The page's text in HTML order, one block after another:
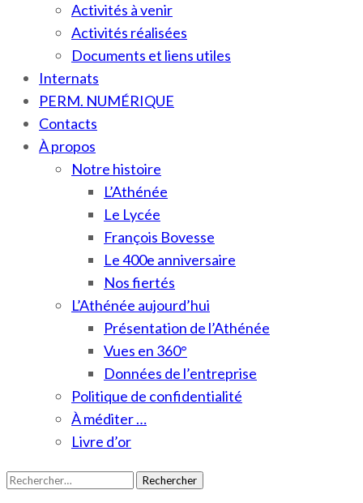
Activités à venir
Activités réalisées
Documents et liens utiles
Internats
PERM. NUMÉRIQUE
Contacts
À propos
Notre histoire
L’Athénée
Le Lycée
François Bovesse
Le 400e anniversaire
Nos fiertés
L’Athénée aujourd’hui
Présentation de l’Athénée
Vues en 360°
Données de l’entreprise
Politique de confidentialité
À méditer …
Livre d’or
Rechercher :